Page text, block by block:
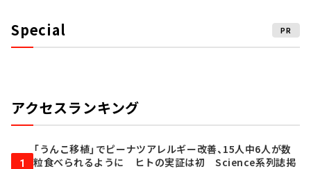
Special PR
アクセスランキング
1
「うんこ移植」でピーナツアレルギー改善、15人中6人が数
粒食べられるように ヒトの実証は初 Science系列誌掲